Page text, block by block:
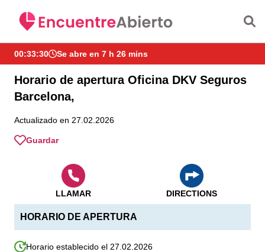
00:33:30 Se abre en 7 h 26 mins
Horario de apertura Oficina DKV Seguros
Barcelona,
Actualizado en 27.02.2026
Guardar
HORARIO DE APERTURA
Horario establecido el 27.02.2026
LLAMAR DIRECTIONS